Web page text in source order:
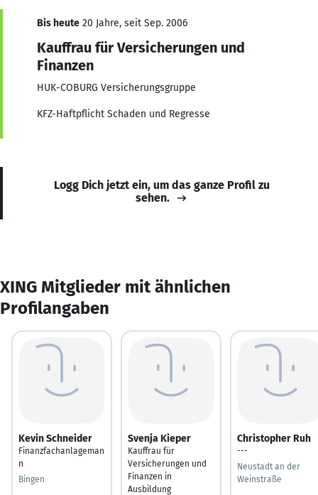
Bis heute 20 Jahre, seit Sep. 2006
Kauffrau für Versicherungen und
Finanzen
HUK-COBURG Versicherungsgruppe
KFZ-Haftpflicht Schaden und Regresse
Logg Dich jetzt ein, um das ganze Profil zu
sehen.
XING Mitglieder mit ähnlichen
Profilangaben
Kevin Schneider
Finanzfachanlageman
n
Bingen
Svenja Kieper
Kauffrau für
Versicherungen und
Finanzen in
Ausbildung
Christopher Ruh
---
Neustadt an der
Weinstraße